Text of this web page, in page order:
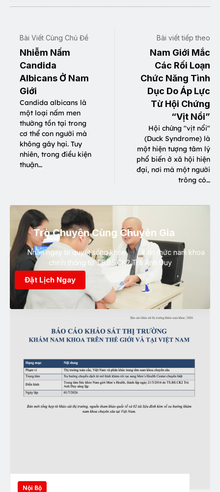
Bài Viết Cùng Chủ Đề
Nhiễm Nấm
Candida
Albicans Ở Nam
Giới
Candida albicans là
một loại nấm men
thường tồn tại trong
cơ thể con người mà
không gây hại. Tuy
nhiên, trong điều kiện
thuận…
Bài viết tiếp theo
Nam Giới Mắc
Các Rối Loạn
Chức Năng Tình
Dục Do Áp Lực
Từ Hội Chứng
“Vịt Nổi”
Hội chứng "vịt nổi"
(Duck Syndrome) là
một hiện tượng tâm lý
phổ biến ở xã hội hiện
đại, nơi mà một người
trông có…
Trò Chuyện Cùng Chuyên Gia
Nhận ngay bí quyết sống khỏe, kiến thức nam khoa
chính thống từ TS.BS.CK2 Trà Anh Duy
Đặt Lịch Ngay
Nội Bộ